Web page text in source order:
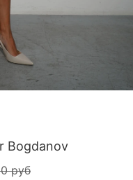
Bogdanov
руб